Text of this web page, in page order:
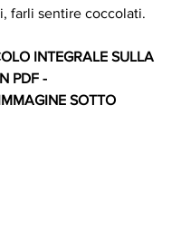
farli sentire coccolati.
INTEGRALE SULLA
PDF -
SOTTO